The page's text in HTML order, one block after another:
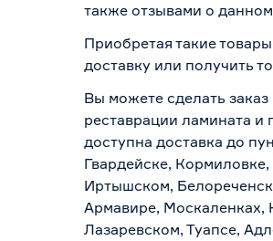
также отзывами о
Приобретая такие
доставку или получить
Вы можете сделать
реставрации ламината
доступна доставка до
Гвардейске,
Иртышском,
Армавире, Москаленках,
Лазаревском, Туапсе,